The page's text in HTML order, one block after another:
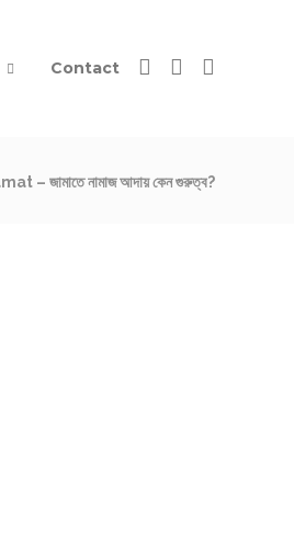
Contact
– জামাতে নামাজ আদায় কেন গুরুত্ব?